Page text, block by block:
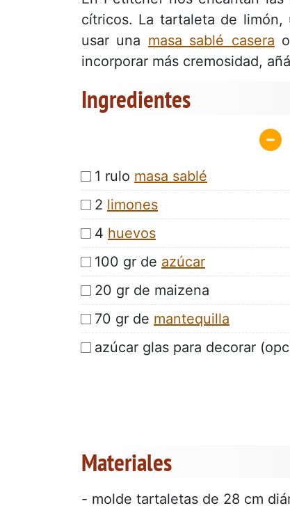
cítricos. La tartaleta de limón,
usar una masa sablé casera
incorporar más cremosidad,
Ingredientes
1 rulo masa sablé
2 limones
4 huevos
100 gr de azúcar
20 gr de maizena
70 gr de mantequilla
azúcar glas para decorar
Materiales
- molde tartaletas de 28 cm